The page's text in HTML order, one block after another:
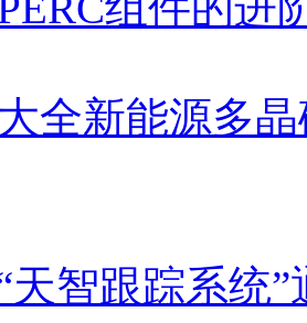
全新能源多
天智跟踪系统